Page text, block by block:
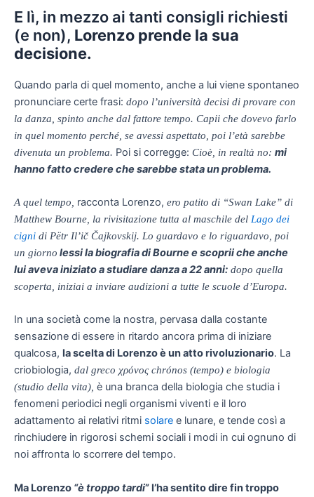
E lì, in mezzo ai tanti consigli richiesti
(e non), Lorenzo prende la sua
decisione.
Quando parla di quel momento, anche a lui viene spontaneo
pronunciare certe frasi: dopo l’università decisi di provare con
la danza, spinto anche dal fattore tempo. Capii che dovevo farlo
in quel momento perché, se avessi aspettato, poi l’età sarebbe
divenuta un problema. Poi si corregge: Cioè, in realtà no: mi
hanno fatto credere che sarebbe stata un problema.
A quel tempo, racconta Lorenzo, ero patito di “Swan Lake” di
Matthew Bourne , la rivisitazione tutta al maschile del Lago dei
cigni di Pëtr Il’ič Čajkovskij. Lo guardavo e lo riguardavo, poi
un giorno lessi la biografia di Bourne e scoprii che anche
lui aveva iniziato a studiare danza a 22 anni: dopo quella
scoperta, iniziai a inviare audizioni a tutte le scuole d’Europa.
In una società come la nostra, pervasa dalla costante
sensazione di essere in ritardo ancora prima di iniziare
qualcosa, la scelta di Lorenzo è un atto rivoluzionario. La
criobiologia, dal greco χρόνος chrónos (tempo) e biologia
(studio della vita), è una branca della biologia che studia i
fenomeni periodici negli organismi viventi e il loro
adattamento ai relativi ritmi solare e lunare, e tende così a
rinchiudere in rigorosi schemi sociali i modi in cui ognuno di
noi affronta lo scorrere del tempo.
Ma Lorenzo “è troppo tardi” l’ha sentito dire fin troppo